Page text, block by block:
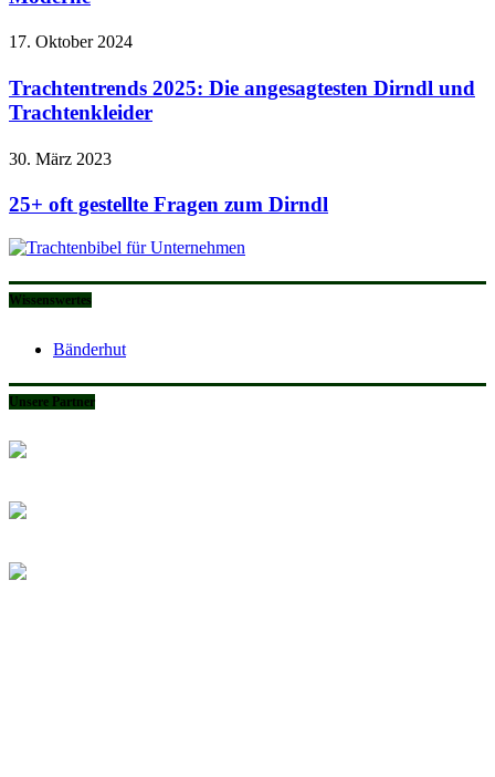
17. Oktober 2024
Trachtentrends 2025: Die angesagtesten Dirndl und
Trachtenkleider
30. März 2023
25+ oft gestellte Fragen zum Dirndl
Wissenswertes
Bänderhut
Unsere Partner